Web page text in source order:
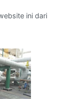
ini dari